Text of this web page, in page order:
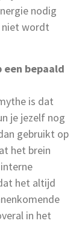
nodig
niet wordt
een bepaald
is dat
je jezelf nog
gebruikt op
het brein
het altijd
in het